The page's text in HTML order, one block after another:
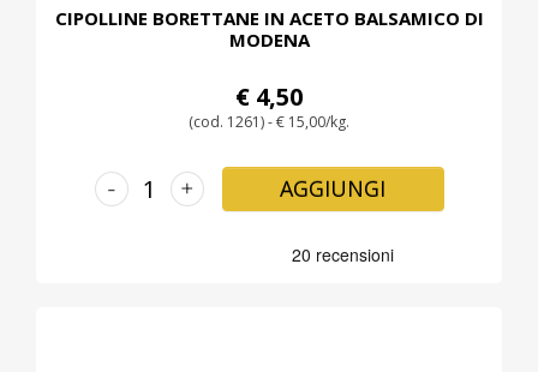
CIPOLLINE BORETTANE IN ACETO BALSAMICO DI
MODENA
€ 4,50
(cod. 1261) - € 15,00/kg.
+
- AGGIUNGI